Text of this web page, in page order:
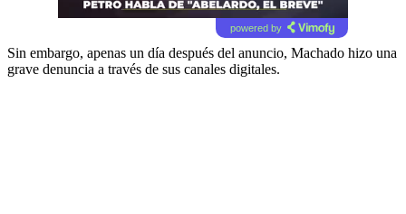
powered by
Sin embargo, apenas un día después del anuncio, Machado hizo una
grave denuncia a través de sus canales digitales.